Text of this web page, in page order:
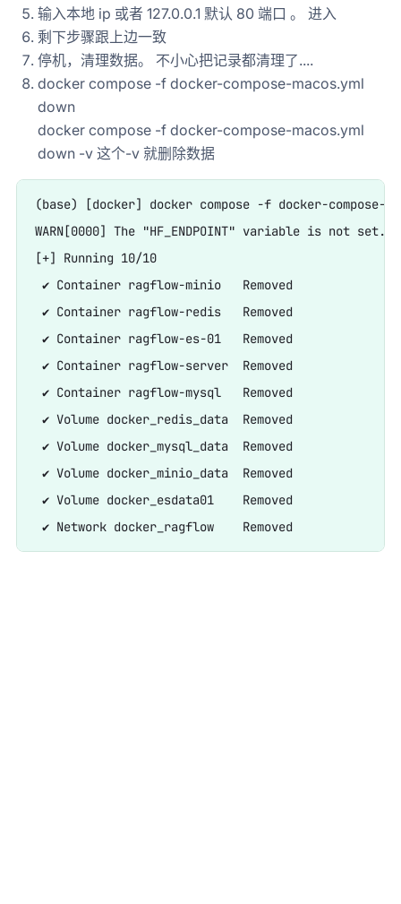
输入本地 ip 或者 127.0.0.1 默认 80 端口 。 进入
剩下步骤跟上边一致
停机，清理数据。 不小心把记录都清理了....
docker compose -f docker-compose-macos.yml
down
docker compose -f docker-compose-macos.yml
down -v 这个-v 就删除数据
(base) [docker] docker compose -f
WARN[0000] The "HF_ENDPOINT" variable is not
[+] Running 10/10
✔ Container ragflow-minio
✔ Container ragflow-redis
✔ Container ragflow-es-01
✔ Container ragflow-server
✔ Container ragflow-mysql
✔ Volume docker_redis_data
✔ Volume docker_mysql_data
✔ Volume docker_minio_data
✔ Volume docker_esdata01